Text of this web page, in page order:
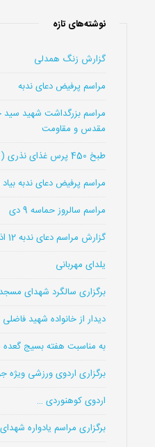
نوشته‌های تازه
گزارش زنگ همدلی
مراسم پرفیض دعای ندبه
مراسم بزرگداشت شهید سید
مقدس و مقاومت
طبخ 450 پرس غذای نذری ( چلو جوجه )
مراسم پرفیض دعای ندبه
مراسم سالروز حماسه 9 دی
گزارش مراسم دعای ندبه 12 اذر
یلدای مهربانی
برگزاری سالگرد شهدای مسجد 14 معصوم
دیدار از خانواده شهید فاضلی
به مناسبت هفته بسیج گعده
برگزاری اردوی ورزشی ویژه
اردوی کوهنوردی …
برگزاری مراسم یادواره